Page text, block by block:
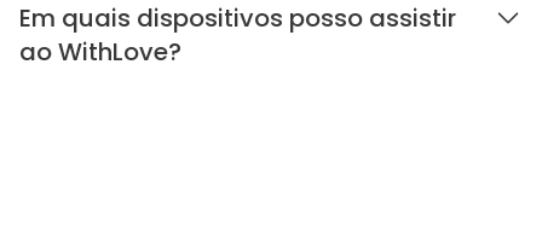
Em quais dispositivos posso assistir
ao WithLove?